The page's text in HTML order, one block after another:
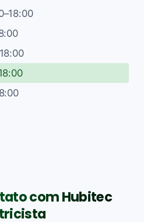
com Hubitec